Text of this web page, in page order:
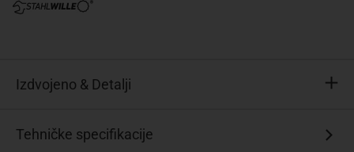
Izdvojeno & Detalji
StahlwilleSTABIL®
Tehničke specifikacije